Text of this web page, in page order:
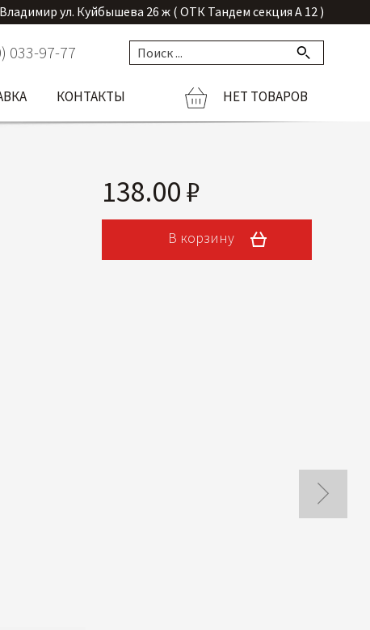
ул. Куйбышева 26 ж ( ОТК Тандем секция А 12 )
033-97-77
НЕТ ТОВАРОВ
КОНТАКТЫ
138.00 ₽
В корзину